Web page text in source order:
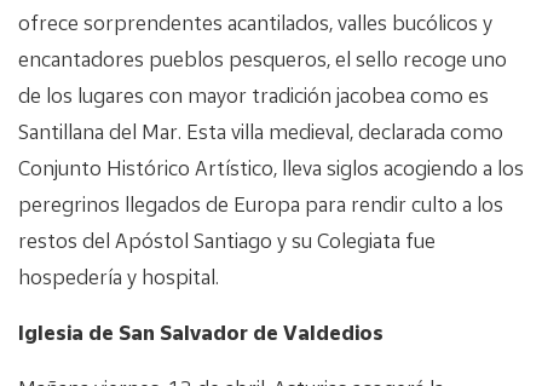
ofrece sorprendentes acantilados, valles bucólicos y
encantadores pueblos pesqueros, el sello recoge uno
de los lugares con mayor tradición jacobea como es
Santillana del Mar. Esta villa medieval, declarada como
Conjunto Histórico Artístico, lleva siglos acogiendo a los
peregrinos llegados de Europa para rendir culto a los
restos del Apóstol Santiago y su Colegiata fue
hospedería y hospital.
Iglesia de San Salvador de Valdedios